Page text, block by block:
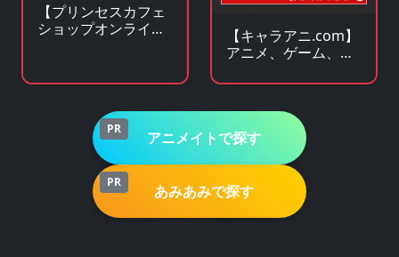
【プリンセスカフェ
ショップオンライ
サイト
【キャラアニ.com】
アニメ、ゲーム、ア
ズの総合オンライン
PR アニメイトで探す
PR あみあみで探す